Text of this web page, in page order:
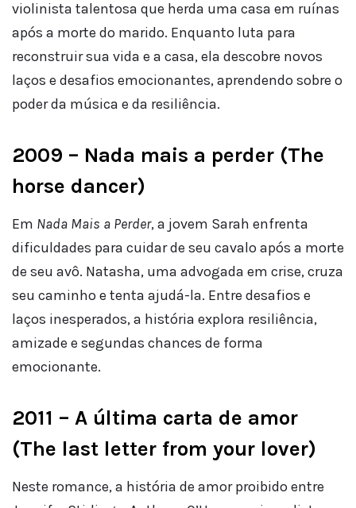
violinista talentosa que herda uma casa em ruínas
após a morte do marido. Enquanto luta para
reconstruir sua vida e a casa, ela descobre novos
laços e desafios emocionantes, aprendendo sobre o
poder da música e da resiliência.
2009 – Nada mais a perder (The
horse dancer)
Em Nada Mais a Perder, a jovem Sarah enfrenta
dificuldades para cuidar de seu cavalo após a morte
de seu avô. Natasha, uma advogada em crise, cruza
seu caminho e tenta ajudá-la. Entre desafios e
laços inesperados, a história explora resiliência,
amizade e segundas chances de forma
emocionante.
2011 – A última carta de amor
(The last letter from your lover)
Neste romance, a história de amor proibido entre